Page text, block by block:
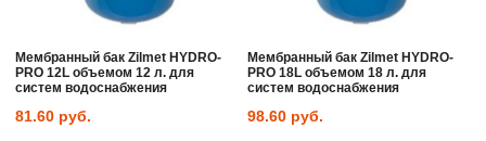
Мембранный бак Zilmet HYDRO-
PRO 12L объемом 12 л. для
систем водоснабжения
81.60 руб.
Мембранный бак Zilmet HYDRO-
PRO 18L объемом 18 л. для
систем водоснабжения
98.60 руб.